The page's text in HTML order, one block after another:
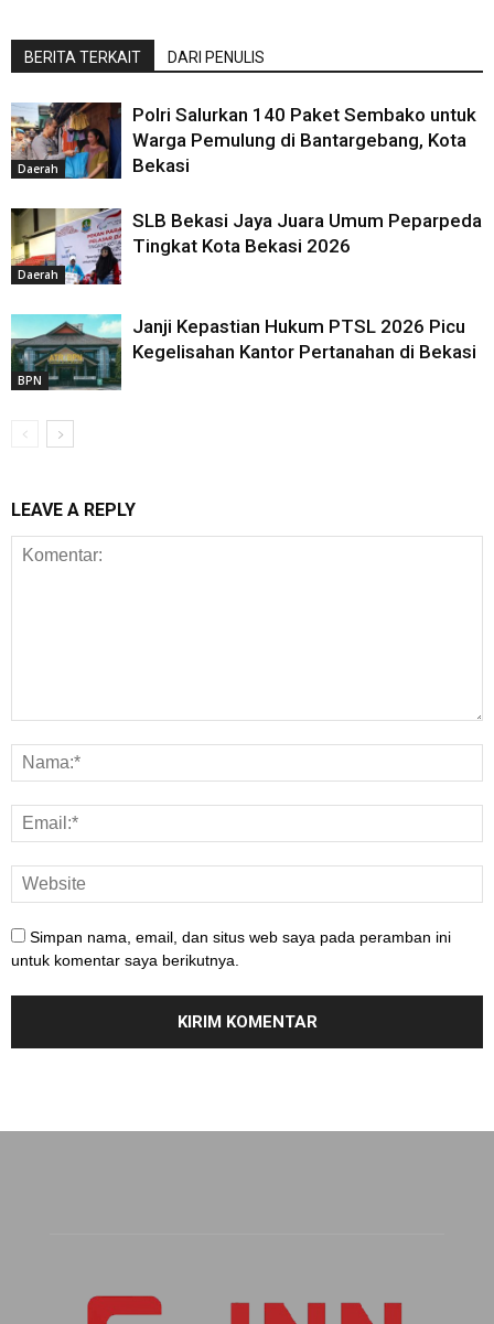
BERITA TERKAIT DARI PENULIS
Daerah
Polri Salurkan 140 Paket Sembako untuk
Warga Pemulung di Bantargebang, Kota
Bekasi
Daerah
SLB Bekasi Jaya Juara Umum Peparpeda
Tingkat Kota Bekasi 2026
BPN
Janji Kepastian Hukum PTSL 2026 Picu
Kegelisahan Kantor Pertanahan di Bekasi
LEAVE A REPLY
Simpan nama, email, dan situs web saya pada peramban ini
untuk komentar saya berikutnya.